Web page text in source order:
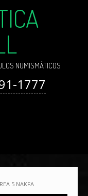
NUMISMÁTICOS
1777
5 NAKFA